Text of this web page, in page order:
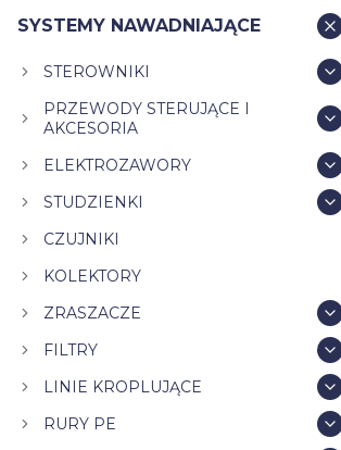
SYSTEMY NAWADNIAJĄCE
STEROWNIKI
PRZEWODY STERUJĄCE I
AKCESORIA
ELEKTROZAWORY
STUDZIENKI
CZUJNIKI
KOLEKTORY
ZRASZACZE
FILTRY
LINIE KROPLUJĄCE
RURY PE